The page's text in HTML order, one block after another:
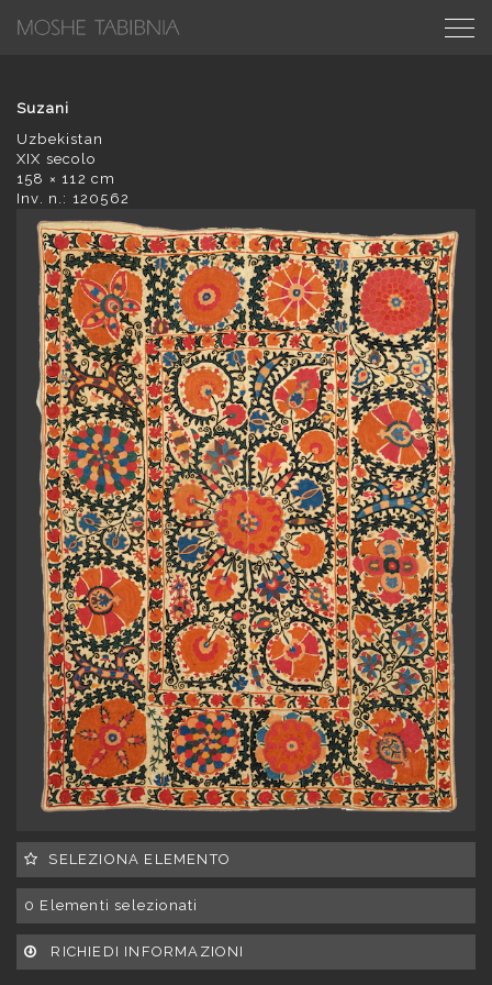
Suzani
Uzbekistan
XIX secolo
158 × 112 cm
Inv. n.: 120562
SELEZIONA ELEMENTO
0 Elementi selezionati
RICHIEDI INFORMAZIONI